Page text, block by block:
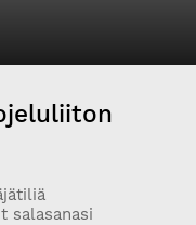
salasanasi